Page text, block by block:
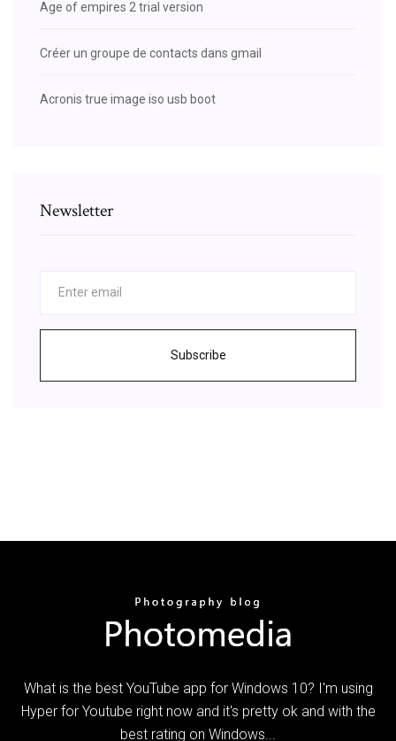
Age of empires 2 trial version
Créer un groupe de contacts dans gmail
Acronis true image iso usb boot
Newsletter
Subscribe
What is the best YouTube app for Windows 10? I'm using
Hyper for Youtube right now and it's pretty ok and with the
best rating on Windows...